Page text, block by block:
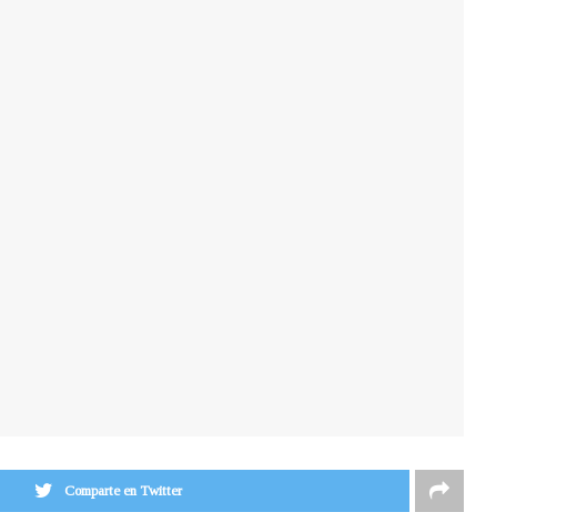
Comparte en Twitter